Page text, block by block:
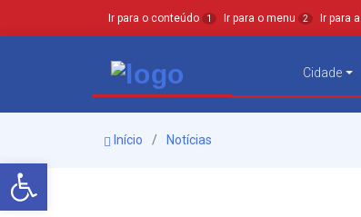
Barra de Ferramentas Aberta
Ir para o conteúdo 1 Ir para o menu 2 Ir para
Cidade
Início Notícias